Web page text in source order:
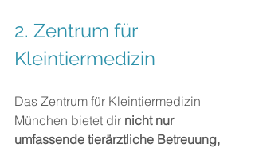
2. Zentrum für
Kleintiermedizin
Das Zentrum für Kleintiermedizin
München bietet dir nicht nur
umfassende tierärztliche Betreuung,